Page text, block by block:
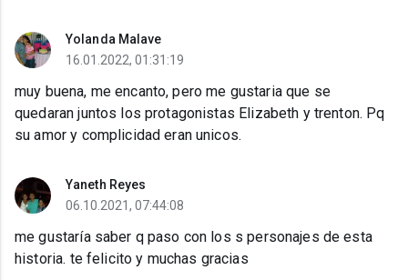
Yolanda Malave
16.01.2022, 01:31:19
muy buena, me encanto, pero me gustaria que se
quedaran juntos los protagonistas Elizabeth y trenton. Pq
su amor y complicidad eran unicos.
Yaneth Reyes
06.10.2021, 07:44:08
me gustaría saber q paso con los s personajes de esta
historia. te felicito y muchas gracias